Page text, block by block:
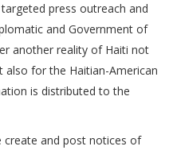
press outreach and
and Government of
another reality of Haiti not
also for the Haitian-American
is distributed to the
create and post notices of